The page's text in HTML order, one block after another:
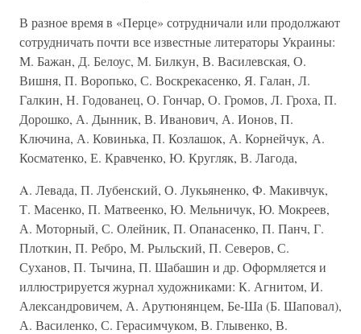
В разное время в «Перце» сотрудничали или продолжают
сотрудничать почти все известные литераторы Украины:
М. Бажан, Д. Белоус, М. Билкун, В. Василевская, О.
Вишня, П. Воропько, С. Воскрекасенко, Я. Галан, Л.
Галкин, Н. Годованец, О. Гончар, О. Громов, Л. Гроха, П.
Дорошко, А. Дынник, В. Иванович, А. Ионов, П.
Ключина, А. Ковинька, П. Козлашок, А. Корнейчук, А.
Косматенко, Е. Кравченко, Ю. Кругляк, В. Лагода,
A. Левада, П. Лубенский, О. Лукьяненко, Ф. Макивчук,
Т. Масенко, П. Матвеенко, Ю. Мельничук, Ю. Мокреев,
А. Моторный, С. Олейник, П. Опанасенко, П. Панч, Г.
Плоткин, П. Ребро, М. Рыльский, П. Северов, С.
Суханов, П. Тычина, П. Шабашин и др. Оформляется и
иллюстрируется журнал художниками: К. Агнитом, И.
Александровичем, А. Арутюнянцем, Бе-Ша (Б. Шаповал),
А. Василенко, С. Герасимчуком, В. Глывенко, В.